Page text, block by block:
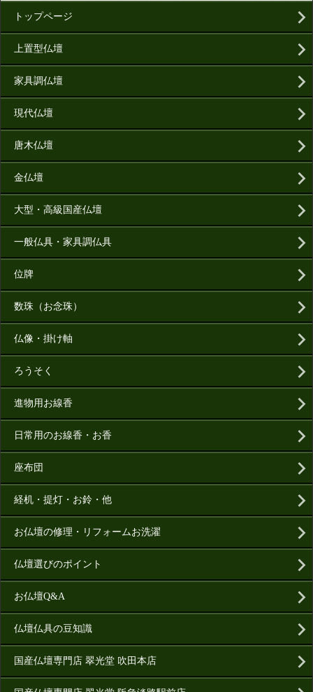
トップページ
上置型仏壇
家具調仏壇
現代仏壇
唐木仏壇
金仏壇
大型・高級国産仏壇
一般仏具・家具調仏具
位牌
数珠（お念珠）
仏像・掛け軸
ろうそく
進物用お線香
日常用のお線香・お香
座布団
経机・提灯・お鈴・他
お仏壇の修理・リフォームお洗濯
仏壇選びのポイント
お仏壇Q&A
仏壇仏具の豆知識
国産仏壇専門店 翠光堂 吹田本店